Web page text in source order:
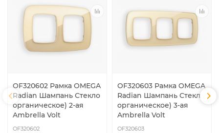
OF320602 Рамка OMEGA
Radian Шампань Стекло
органическое) 2-ая
Ambrella Volt
OF320602
OF320603 Рамка OMEGA
Radian Шампань Стекло
органическое) 3-ая
Ambrella Volt
OF320603